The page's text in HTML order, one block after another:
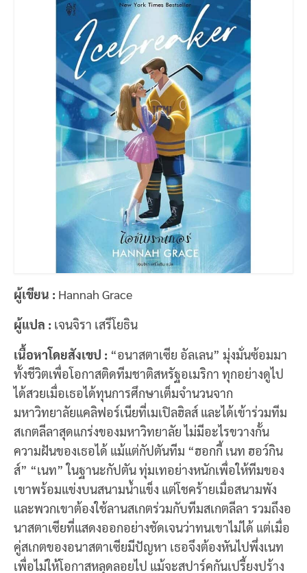
ผู้เขียน : Hannah Grace
ผู้แปล : เจนจิรา เสรีโยธิน
เนื้อหาโดยสังเขป : “อนาสตาเซีย อัลเลน” มุ่งมั่นซ้อมมา
ทั้งชีวิตเพื่อโอกาสติดทีมชาติสหรัฐอเมริกา ทุกอย่างดูไป
ได้สวยเมื่อเธอได้ทุนการศึกษาเต็มจำนวนจาก
มหาวิทยาลัยแคลิฟอร์เนียที่เมเปิลฮิลส์ และได้เข้าร่วมทีม
สเกตลีลาสุดแกร่งของมหาวิทยาลัย ไม่มีอะไรขวางกั้น
ความฝันของเธอได้ แม้แต่กัปตันทีม “ฮอกกี้ เนท ฮอว์กิน
ส์” “เนท” ในฐานะกัปตัน ทุ่มเทอย่างหนักเพื่อให้ทีมของ
เขาพร้อมแข่งบนสนามน้ำแข็ง แต่โชคร้ายเมื่อสนามพัง
และพวกเขาต้องใช้ลานสเกตร่วมกับทีมสเกตลีลา รวมถึงอ
นาสตาเซียที่แสดงออกอย่างชัดเจนว่าทนเขาไม่ได้ แต่เมื่อ
คู่สเกตของอนาสตาเซียมีปัญหา เธอจึงต้องหันไปพึ่งเนท
เพื่อไม่ให้โอกาสหลุดลอยไป แม้จะสปาร์คกันเปรี้ยงปร้าง